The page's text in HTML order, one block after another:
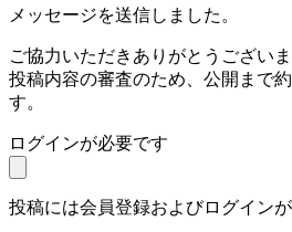
メッセージを送信しました。
ご協力いただきありがとうございま
投稿内容の審査のため、公開まで
す。
ログインが必要です
投稿には会員登録およびログイン